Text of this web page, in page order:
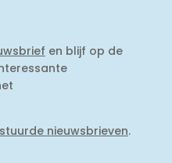
en blijf op de
nieuwsbrieven.